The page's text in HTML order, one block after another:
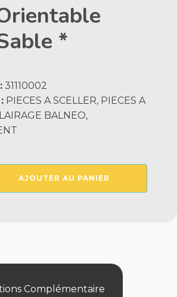
*
31110002
PIECES A SCELLER, PIECES A
BALNEO,
AJOUTER AU PANIER
Complémentaire